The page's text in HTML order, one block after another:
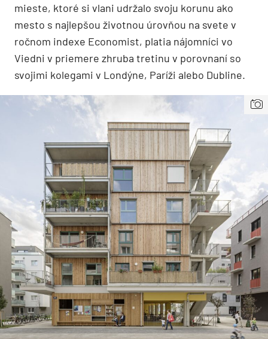
mieste, ktoré si vlani udržalo svoju korunu ako
mesto s najlepšou životnou úrovňou na svete v
ročnom indexe Economist, platia nájomníci vo
Viedni v priemere zhruba tretinu v porovnaní so
svojimi kolegami v Londýne, Paríži alebo Dubline.